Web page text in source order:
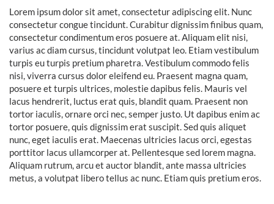
Lorem ipsum dolor sit amet, consectetur adipiscing elit. Nunc
consectetur congue tincidunt. Curabitur dignissim finibus quam,
consectetur condimentum eros posuere at. Aliquam elit nisi,
varius ac diam cursus, tincidunt volutpat leo. Etiam vestibulum
turpis eu turpis pretium pharetra. Vestibulum commodo felis
nisi, viverra cursus dolor eleifend eu. Praesent magna quam,
posuere et turpis ultrices, molestie dapibus felis. Mauris vel
lacus hendrerit, luctus erat quis, blandit quam. Praesent non
tortor iaculis, ornare orci nec, semper justo. Ut dapibus enim ac
tortor posuere, quis dignissim erat suscipit. Sed quis aliquet
nunc, eget iaculis erat. Maecenas ultricies lacus orci, egestas
porttitor lacus ullamcorper at. Pellentesque sed lorem magna.
Aliquam rutrum, arcu et auctor blandit, ante massa ultricies
metus, a volutpat libero tellus ac nunc. Etiam quis pretium eros.